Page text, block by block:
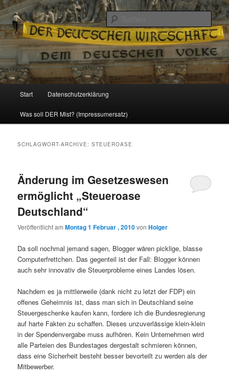
Reizzentrum
Politik, Wirtschaft, Soziales und Gesellschaft
Zum
Inhalt
Zum
sekundären
Start Datenschutzerklärung
Was soll DER Mist? (Impressumersatz)
SCHLAGWORT-ARCHIVE:STEUEROASE
Änderung im Gesetzeswesen
ermöglicht „Steueroase
Deutschland“
Veröffentlicht amMontag 1 Februar , 2010vonHolger
Da soll nochmal jemand sagen, Blogger wären picklige, blasse
Computerfrettchen. Das gegenteil ist der Fall: Blogger können
auch sehr innovativ die Steuerprobleme eines Landes lösen.
Nachdem es ja mittlerweile (dank nicht zu letzt der FDP) ein
offenes Geheimnis ist, dass man sich in Deutschland seine
Steuergeschenke kaufen kann, fordere ich die Bundesregierung
auf harte Fakten zu schaffen. Dieses unzuverlässige klein-klein
in der Spendenvergabe muss aufhören. Kein Unternehmen wird
alle Parteien des Bundestages dergestalt schmieren können,
dass eine Sicherheit besteht besser bevorteilt zu werden als der
Mitbewerber.